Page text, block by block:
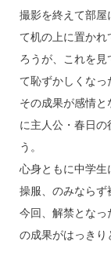
撮影を終えて部屋
て机の上に置か
ろうが、これを
て恥ずかしくなっ
その成果が感情
に主人公・春日
う。
心身ともに中学生
操服、のみならず
今回、解禁となっ
の成果がはっきり